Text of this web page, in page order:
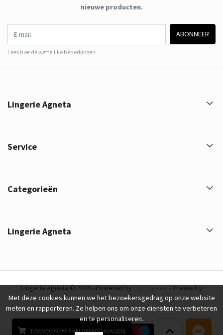
TOEVOEGEN AAN WINKELWAGEN
nieuwe producten.
ABONNEER
Lees hier de wettelijke beperkingen
Lingerie Agneta
Service
Categorieën
Lingerie Agneta
Lingerie Agneta © 2026 - Powered by
- Theme by
eCommerce Pro
Met deze cookies kunnen we het bezoekersgedrag op onze website
meten en rapporteren. Ze helpen ons om onze diensten te verbeteren
en te personaliseren.